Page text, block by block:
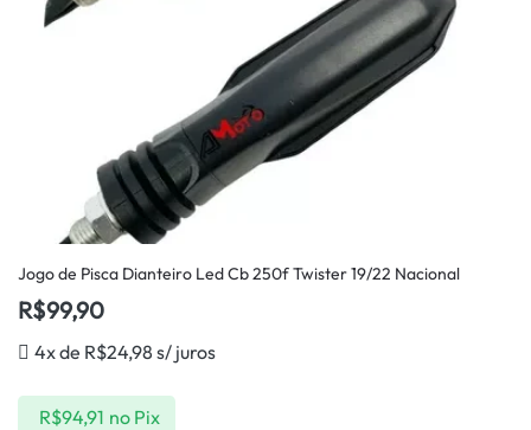
Jogo de Pisca Dianteiro Led Cb 250f Twister 19/22 Nacional
R$99,90
4x de R$24,98 s/ juros
R$94,91 no Pix